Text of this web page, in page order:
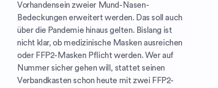
Vorhandensein zweier Mund-Nasen-
Bedeckungen erweitert werden. Das soll auch
über die Pandemie hinaus gelten. Bislang ist
nicht klar, ob medizinische Masken ausreichen
oder FFP2-Masken Pflicht werden. Wer auf
Nummer sicher gehen will, stattet seinen
Verbandkasten schon heute mit zwei FFP2-